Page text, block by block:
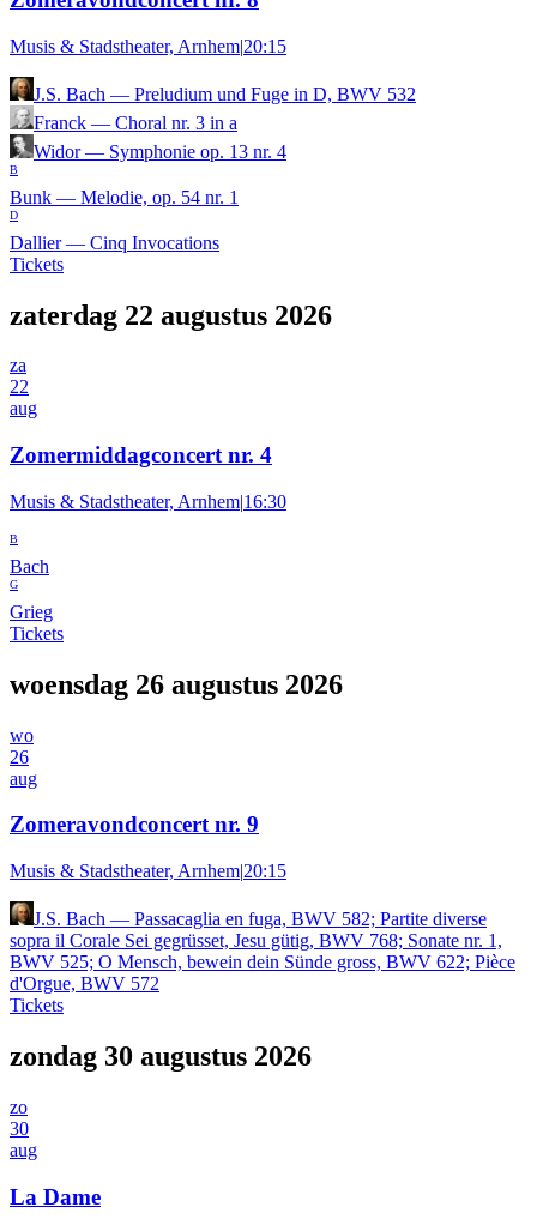
Musis & Stadstheater, Arnhem|20:15
J.S. Bach — Preludium und Fuge in D, BWV 532
Franck — Choral nr. 3 in a
Widor— Symphonie op. 13 nr. 4
B
Bunk — Melodie, op. 54 nr. 1
D
Dallier— Cinq Invocations
Tickets
zaterdag 22 augustus 2026
za
22
aug
Zomermiddagconcert nr. 4
Musis & Stadstheater, Arnhem|16:30
B
Bach
G
Grieg
Tickets
woensdag 26 augustus 2026
wo
26
aug
Zomeravondconcert nr. 9
Musis & Stadstheater, Arnhem|20:15
J.S. Bach — Passacaglia en fuga, BWV 582; Partite diverse
sopra il Corale Sei gegrüsset, Jesu gütig, BWV 768; Sonate nr. 1,
BWV 525; O Mensch, bewein dein Sünde gross, BWV 622; Pièce
d'Orgue, BWV 572
Tickets
zondag 30 augustus 2026
zo
30
aug
La Dame